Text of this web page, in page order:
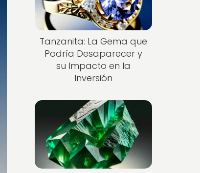
Tanzanita: La Gema que
Podría Desaparecer y
su Impacto en la
Inversión